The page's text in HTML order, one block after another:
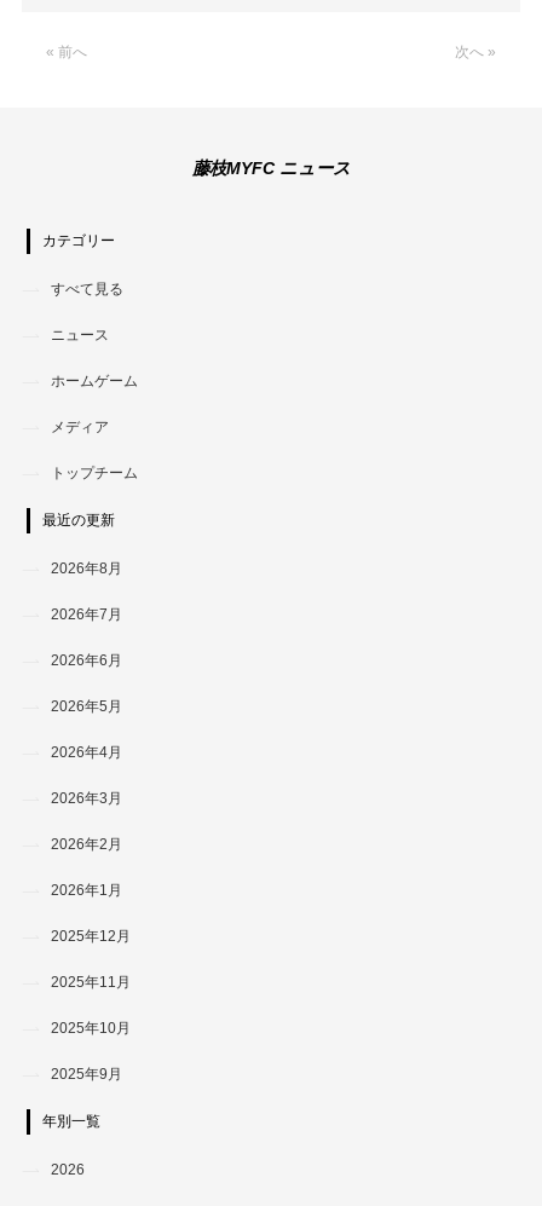
« 前へ 次へ »
藤枝MYFC ニュース
カテゴリー
すべて見る
ニュース
ホームゲーム
メディア
トップチーム
最近の更新
2026年8月
2026年7月
2026年6月
2026年5月
2026年4月
2026年3月
2026年2月
2026年1月
2025年12月
2025年11月
2025年10月
2025年9月
年別一覧
2026